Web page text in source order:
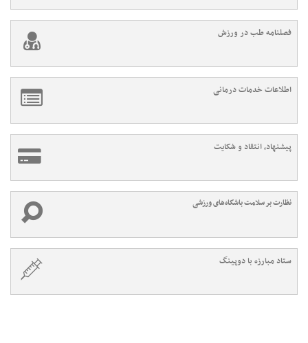
فصلنامه طب در ورزش
اطلاعات خدمات درمانی
پیشنهاد، انتقاد و شکایت
نظارت بر سلامت باشگاه‌های ورزشی
ستاد مبارزه با دوپینگ